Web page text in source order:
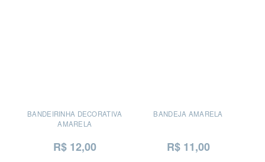
BANDEIRINHA DECORATIVA
AMARELA
R$ 12,00
BANDEJA AMARELA
R$ 11,00